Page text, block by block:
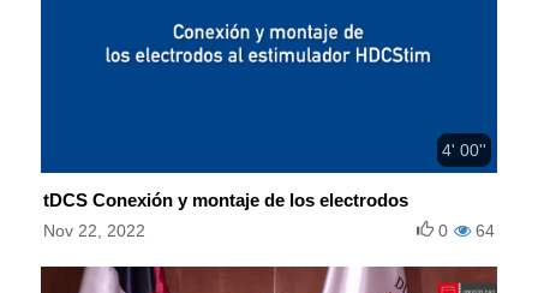
4' 00''
tDCS Conexión y montaje de los electrodos
Nov 22, 2022 64
0